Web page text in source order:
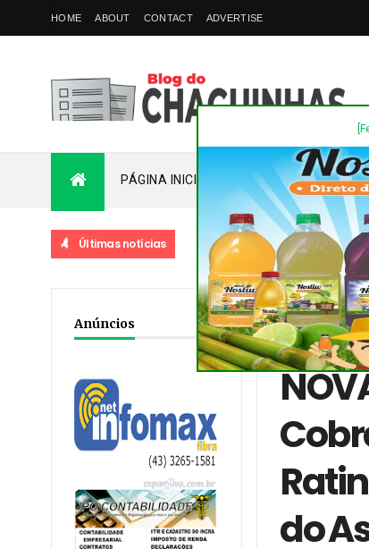
HOME ABOUT CONTACT ADVERTISE
PÁGINA INICIAL PLANTÃO
Últimas notícias
Anúncios Home/
Junior liberam
do